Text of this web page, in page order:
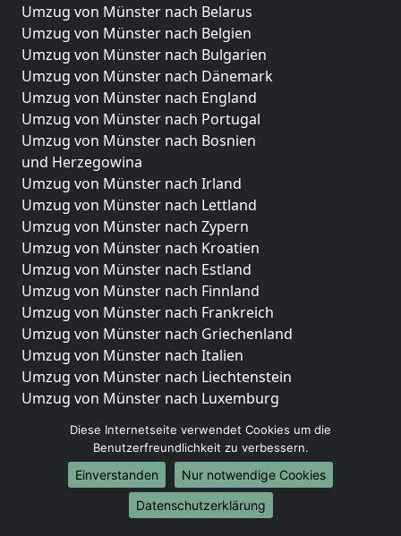
Umzug von Münster nach Belarus
Umzug von Münster nach Belgien
Umzug von Münster nach Bulgarien
Umzug von Münster nach Dänemark
Umzug von Münster nach England
Umzug von Münster nach Portugal
Umzug von Münster nach Bosnien
und Herzegowina
Umzug von Münster nach Irland
Umzug von Münster nach Lettland
Umzug von Münster nach Zypern
Umzug von Münster nach Kroatien
Umzug von Münster nach Estland
Umzug von Münster nach Finnland
Umzug von Münster nach Frankreich
Umzug von Münster nach Griechenland
Umzug von Münster nach Italien
Umzug von Münster nach Liechtenstein
Umzug von Münster nach Luxemburg
Umzug von Münster nach Norwegen
Umzüge-Deutschlandweit
Umzug von Münster nach Berlin
Diese Internetseite verwendet Cookies um die
Benutzerfreundlichkeit zu verbessern.
Einverstanden
Nur notwendige Cookies
Datenschutzerklärung